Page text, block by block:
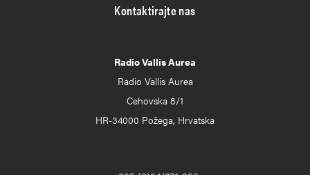
Kontaktirajte nas
Radio Vallis Aurea
Radio Vallis Aurea
Cehovska 8/1
HR-34000 Požega, Hrvatska